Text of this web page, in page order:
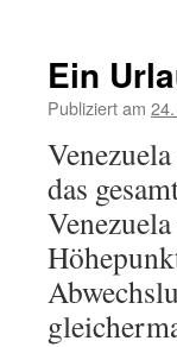
Ein
Publiziert am
das